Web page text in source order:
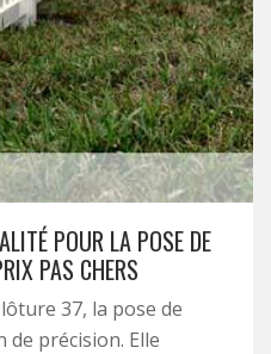
POUR LA POSE DE
PAS CHERS
37, la pose de
précision. Elle